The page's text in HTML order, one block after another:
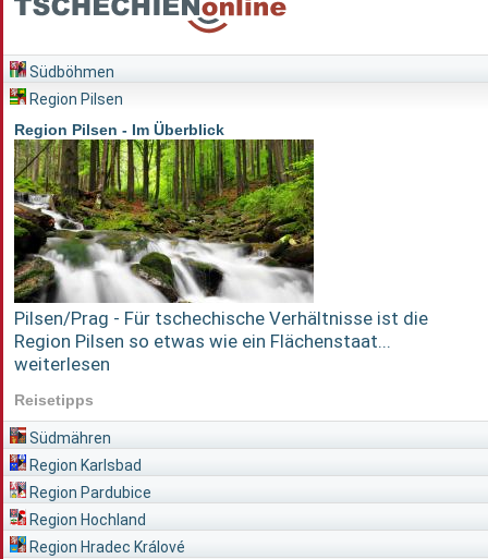
Südböhmen
Region Pilsen
Region Pilsen - Im Überblick
Pilsen/Prag - Für tschechische Verhältnisse ist die
Region Pilsen so etwas wie ein Flächenstaat...
weiterlesen
Reisetipps
Südmähren
Region Karlsbad
Region Pardubice
Region Hochland
Region Hradec Králové